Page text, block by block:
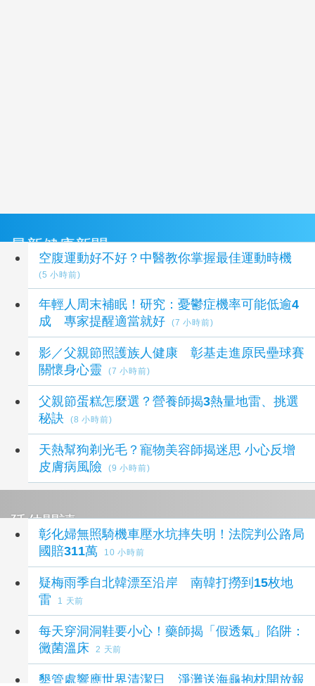
最新健康新聞
空腹運動好不好？中醫教你掌握最佳運動時機
(5 小時前)
年輕人周末補眠！研究：憂鬱症機率可能低逾4
成 專家提醒適當就好
(7 小時前)
影／父親節照護族人健康 彰基走進原民壘球賽
關懷身心靈
(7 小時前)
父親節蛋糕怎麼選？營養師揭3熱量地雷、挑選
秘訣
(8 小時前)
天熱幫狗剃光毛？寵物美容師揭迷思 小心反增
皮膚病風險
(9 小時前)
延伸閱讀
彰化婦無照騎機車壓水坑摔失明！法院判公路局
國賠311萬
10 小時前
疑梅雨季自北韓漂至沿岸 南韓打撈到15枚地
雷
1 天前
每天穿洞洞鞋要小心！藥師揭「假透氣」陷阱：
黴菌溫床
2 天前
墾管處響應世界清潔日 淨灘送海龜抱枕開放報